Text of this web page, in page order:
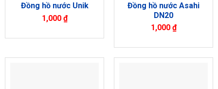
Đồng hồ nước Unik
1,000 ₫
Đồng hồ nước Asahi
DN20
1,000 ₫